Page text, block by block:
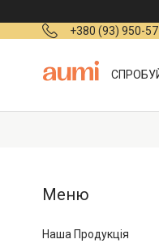
+380 (93) 950-
Наша Продукція